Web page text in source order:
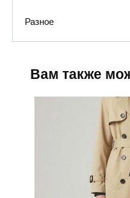
Разное
Вам также